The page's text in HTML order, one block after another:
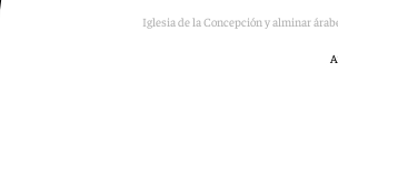
Iglesia de la Concepción y alminar árabe de Daimalos.
Ayto. de Arenas